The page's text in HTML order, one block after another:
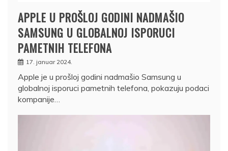
APPLE U PROŠLOJ GODINI NADMAŠIO
SAMSUNG U GLOBALNOJ ISPORUCI
PAMETNIH TELEFONA
17. januar 2024.
Apple je u prošloj godini nadmašio Samsung u
globalnoj isporuci pametnih telefona, pokazuju podaci
kompanije…